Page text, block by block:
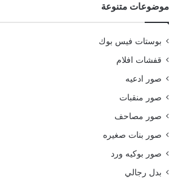
موضوعات متنوعة
بوستات فيس بوك
قفشات افلام
صور ادعيه
صور منقبات
صور مصاحف
صور بنات صغيره
صور بوكيه ورد
بدل رجالي